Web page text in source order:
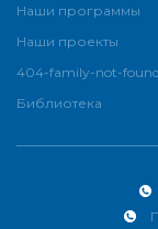
Наши программы
Наши проекты
404-family-not-found
Библиотека